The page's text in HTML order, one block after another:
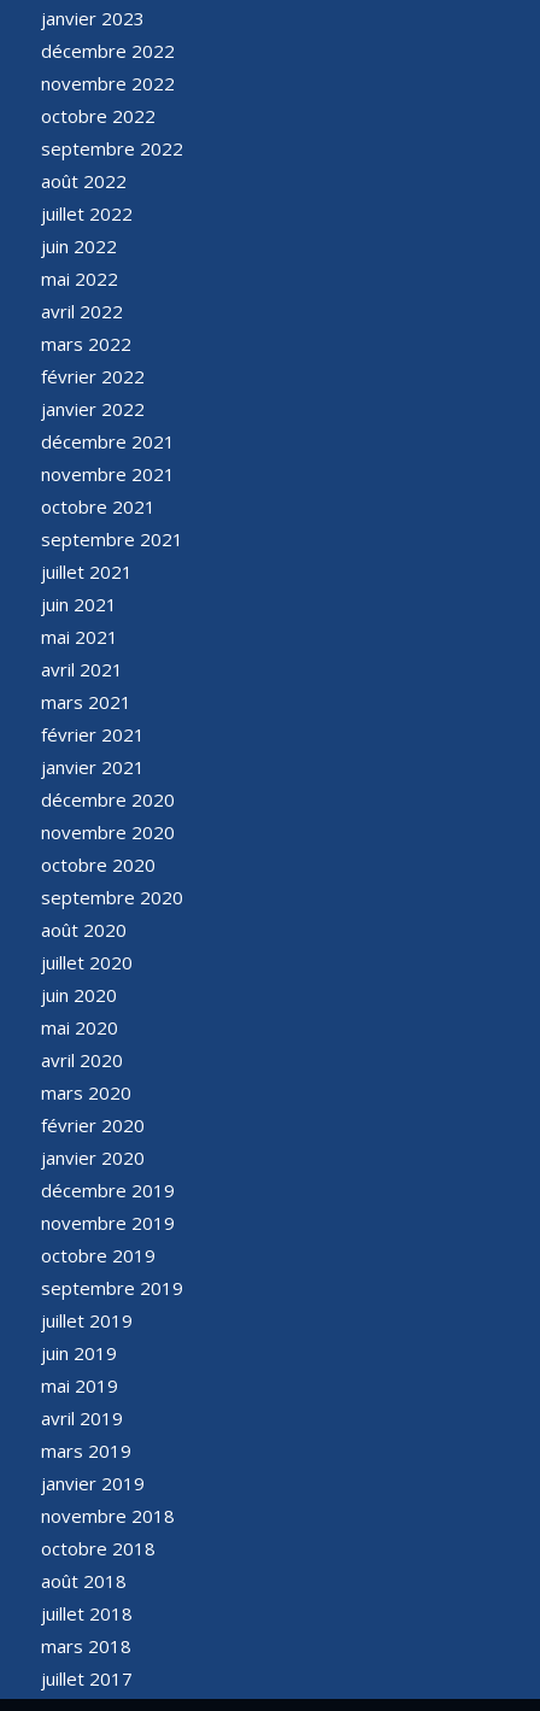
janvier 2023
décembre 2022
novembre 2022
octobre 2022
septembre 2022
août 2022
juillet 2022
juin 2022
mai 2022
avril 2022
mars 2022
février 2022
janvier 2022
décembre 2021
novembre 2021
octobre 2021
septembre 2021
juillet 2021
juin 2021
mai 2021
avril 2021
mars 2021
février 2021
janvier 2021
décembre 2020
novembre 2020
octobre 2020
septembre 2020
août 2020
juillet 2020
juin 2020
mai 2020
avril 2020
mars 2020
février 2020
janvier 2020
décembre 2019
novembre 2019
octobre 2019
septembre 2019
juillet 2019
juin 2019
mai 2019
avril 2019
mars 2019
janvier 2019
novembre 2018
octobre 2018
août 2018
juillet 2018
mars 2018
juillet 2017